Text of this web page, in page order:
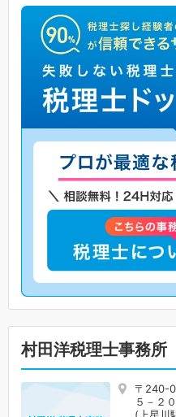
村田洋税理士事務所
〒240-
５－２